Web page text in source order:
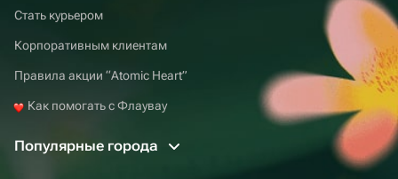
Стать курьером
Корпоративным клиентам
Правила акции “Atomic Heart”
Как помогать с Флаувау
Популярные города